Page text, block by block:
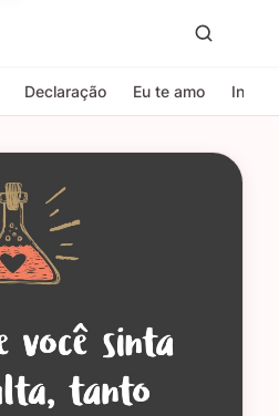
Declaração Eu te amo